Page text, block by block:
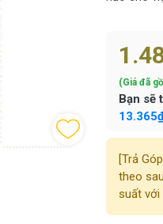
(Giá đã
Bạn sẽ
[Trả Góp
theo
suất với